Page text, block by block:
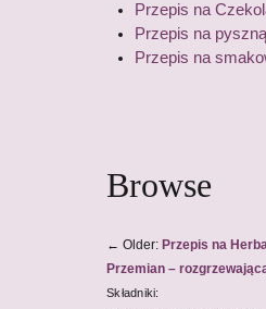
Przepis na
Przepis na
Przepis na
Browse
← Older: Przepis na
Przemian –
Składniki: